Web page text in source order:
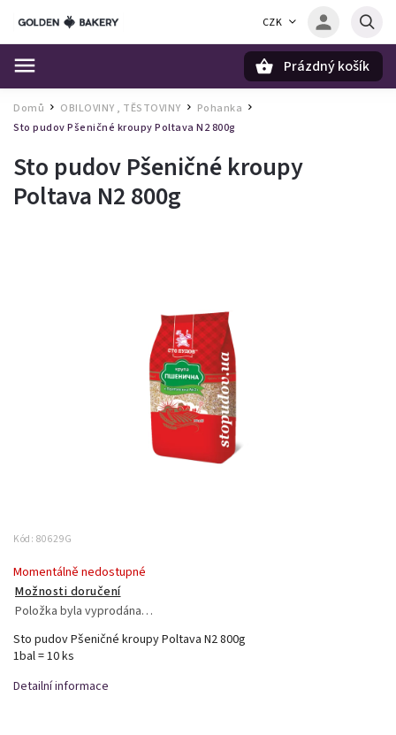
CZK
Prázdný košík
Domů / OBILOVINY , TĚSTOVINY Pohanka /
Sto pudov Pšeničné kroupy Poltava N2 800g
Sto pudov Pšeničné kroupy
Poltava N2 800g
Kód: 80629G
Momentálně nedostupné
Možnosti doručení
Položka byla vyprodána…
Sto pudov Pšeničné kroupy Poltava N2 800g
1bal = 10 ks
Detailní informace